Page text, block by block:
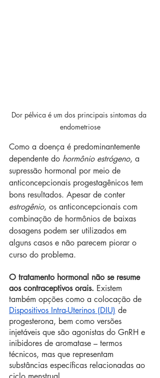
Dor pélvica é um dos principais sintomas da
endometriose
Como a doença é predominantemente
dependente do hormônio estrógeno, a
supressão hormonal por meio de
anticoncepcionais progestagênicos tem
bons resultados. Apesar de conter
estrogênio, os anticoncepcionais com
combinação de hormônios de baixas
dosagens podem ser utilizados em
alguns casos e não parecem piorar o
curso do problema.
O tratamento hormonal não se resume
aos contraceptivos orais. Existem
também opções como a colocação de
Dispositivos Intra-Uterinos (DIU) de
progesterona, bem como versões
injetáveis que são agonistas do GnRH e
inibidores de aromatase – termos
técnicos, mas que representam
substâncias específicas relacionadas ao